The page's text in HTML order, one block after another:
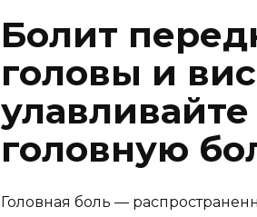
Болит
головы и
головную
Головная боль —